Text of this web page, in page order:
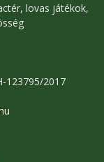
lovas játékok,
123795/2017